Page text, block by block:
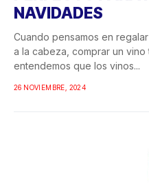
NAVIDADES
Cuando pensamos en
a la cabeza, comprar un
entendemos que los vinos...
26 NOVIEMBRE, 2024